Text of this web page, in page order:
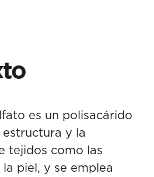
es un polisacárido
y la
tejidos como las
piel, y se emplea